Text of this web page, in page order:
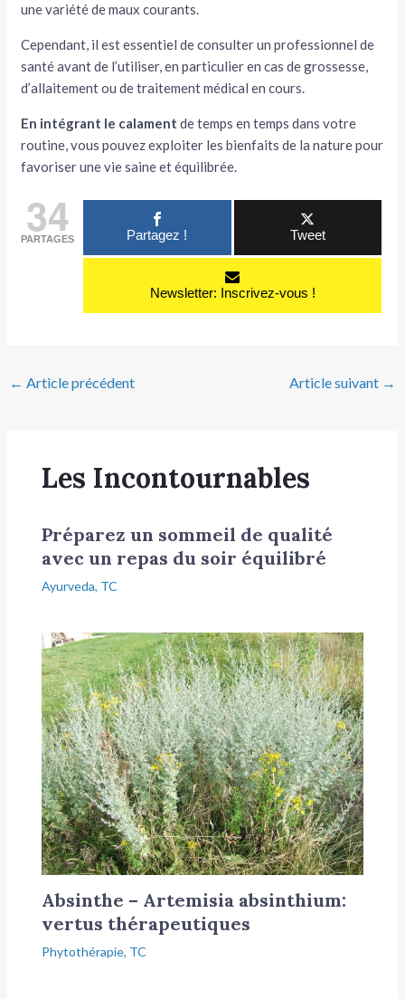
une variété de maux courants.
Cependant, il est essentiel de consulter un professionnel de
santé avant de l’utiliser, en particulier en cas de grossesse,
d’allaitement ou de traitement médical en cours.
En intégrant le calament de temps en temps dans votre
routine, vous pouvez exploiter les bienfaits de la nature pour
favoriser une vie saine et équilibrée.
34
PARTAGES Partagez ! Tweet
Newsletter: Inscrivez-vous !
← Article précédent Article suivant →
Les Incontournables
Préparez un sommeil de qualité
avec un repas du soir équilibré
Ayurveda, TC
Absinthe – Artemisia absinthium:
vertus thérapeutiques
Phytothérapie, TC